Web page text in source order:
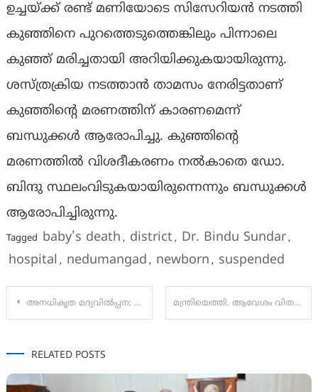
ഉച്ചയ്‌ക്ക് രണ്ട് മണിയോടെ സിസേറിയൻ നടത്തി
കുഞ്ഞിനെ പുറത്തെടുത്തെങ്കിലും പിന്നാലെ
കുഞ്ഞ് മരിച്ചതായി അറിയിക്കുകയായിരുന്നു.
ശസ്‌ത്രക്രിയ നടത്താൻ താമസം നേരിട്ടതാണ്
കുഞ്ഞിന്റെ മരണത്തിന് കാരണമെന്ന്
ബന്ധുക്കൾ ആരോപിച്ചു. കുഞ്ഞിന്റെ
മരണത്തിൽ വിശദീകരണം നൽകാതെ ഡോ.
ബിന്ദു സ്ഥലംവിടുകയായിരുന്നെന്നും ബന്ധുക്കൾ
ആരോപിച്ചിരുന്നു.
Tagged baby's death , district , Dr. Bindu Sundar,
hospital , nedumangad , newborn , suspended
Post
അനധികൃത മദ്യവിൽപ്പന; സിനിമ താരം ‘അൽകു’ പിടിയിൽ മന്ത്രിയെത്തി, ആവേശം വിതറി തൈക്കാട് മോഡൽ എൽപിഎസിലെ വിളവെടുപ്പ് ഉത്സവം
RELATED POSTS